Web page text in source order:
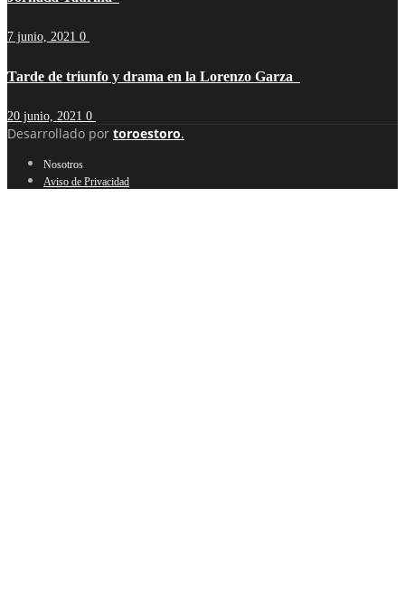
7 junio, 2021 0
Tarde de triunfo y drama en la Lorenzo Garza
20 junio, 2021 0
Desarrollado por toroestoro.
Nosotros
Aviso de Privacidad